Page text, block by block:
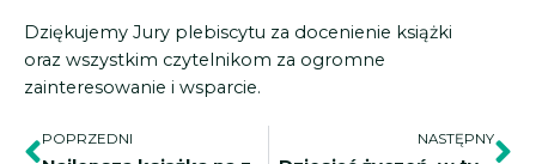
Dziękujemy Jury plebiscytu za docenienie książki
oraz wszystkim czytelnikom za ogromne
zainteresowanie i wsparcie.
Prev
POPRZEDNI NASTĘPNY